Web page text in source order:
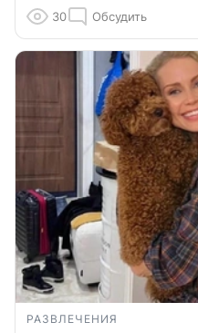
30 Обсудить
РАЗВЛЕЧЕНИЯ